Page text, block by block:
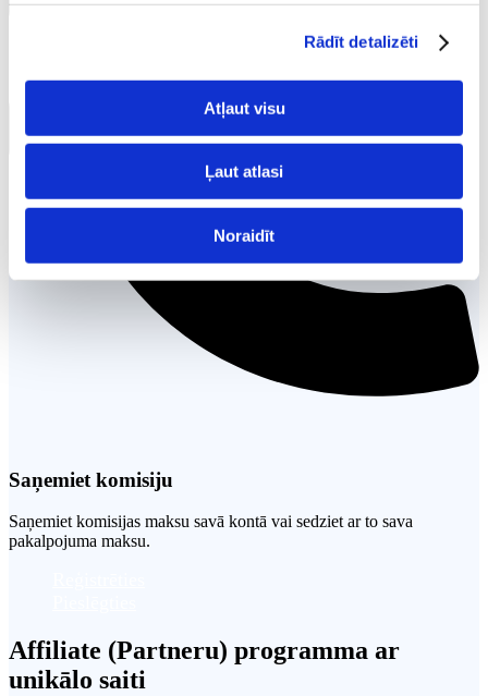
Rādīt detalizēti
Atļaut visu
Ļaut atlasi
Noraidīt
Saņemiet komisiju
Saņemiet komisijas maksu savā kontā vai sedziet ar to sava
pakalpojuma maksu.
Affiliate (Partneru) programma ar
unikālo saiti